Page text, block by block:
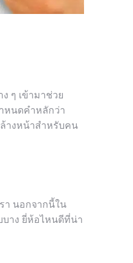
ๆ เข้ามาช่วย
หนดคำหลักว่า
างหน้าสำหรับคน
า นอกจากนี้ใน
บาง ยี่ห้อไหนดีที่น่า